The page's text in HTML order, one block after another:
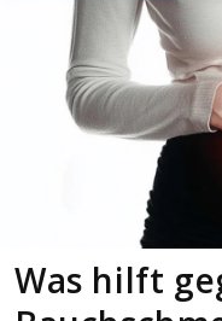
Was hilft